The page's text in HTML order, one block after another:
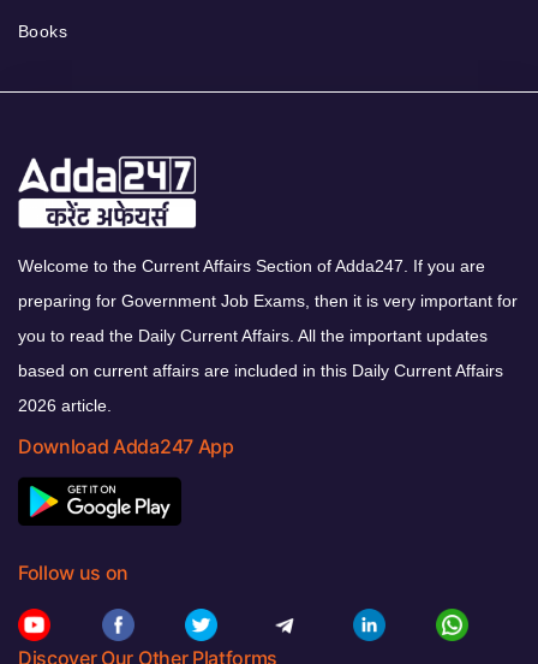
Books
Welcome to the Current Affairs Section of Adda247. If you are
preparing for Government Job Exams, then it is very important for
you to read the Daily Current Affairs. All the important updates
based on current affairs are included in this Daily Current Affairs
2026 article.
Download Adda247 App
Follow us on
Discover Our Other Platforms